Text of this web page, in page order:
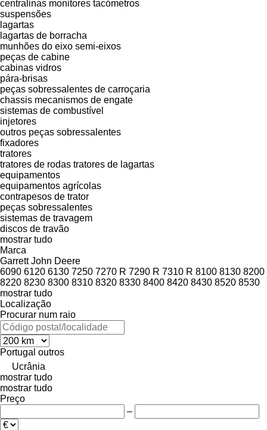
centralinas monitores tacómetros
suspensões
lagartas
lagartas de borracha
munhões do eixo semi-eixos
peças de cabine
cabinas vidros
pára-brisas
peças sobressalentes de carroçaria
chassis mecanismos de engate
sistemas de combustível
injetores
outros peças sobressalentes
fixadores
tratores
tratores de rodas tratores de lagartas
equipamentos
equipamentos agrícolas
contrapesos de trator
peças sobressalentes
sistemas de travagem
discos de travão
mostrar tudo
Marca
Garrett John Deere
6090 6120 6130 7250 7270 R 7290 R 7310 R 8100 8130 8200
8220 8230 8300 8310 8320 8330 8400 8420 8430 8520 8530
mostrar tudo
Localização
Procurar num raio
Portugal outros
Ucrânia
mostrar tudo
mostrar tudo
Preço
–